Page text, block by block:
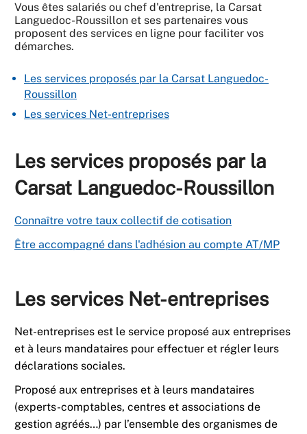
Vous êtes salariés ou chef d'entreprise, la Carsat
Languedoc-Roussillon et ses partenaires vous
proposent des services en ligne pour faciliter vos
démarches.
Les services proposés par la Carsat Languedoc-
Roussillon
Les services Net-entreprises
Les services proposés par la
Carsat Languedoc-Roussillon
Connaître votre taux collectif de cotisation
Être accompagné dans l'adhésion au compte AT/MP
Les services Net-entreprises
Net-entreprises est le service proposé aux entreprises
et à leurs mandataires pour effectuer et régler leurs
déclarations sociales.
Proposé aux entreprises et à leurs mandataires
(experts-comptables, centres et associations de
gestion agréés…) par l’ensemble des organismes de